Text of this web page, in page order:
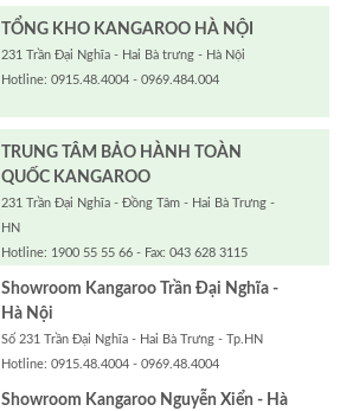
TỔNG KHO KANGAROO HÀ NỘI
231 Trần Đại Nghĩa - Hai Bà trưng - Hà Nội
Hotline: 0915.48.4004 - 0969.484.004
TRUNG TÂM BẢO HÀNH TOÀN
QUỐC KANGAROO
231 Trần Đại Nghĩa - Đồng Tâm - Hai Bà Trưng -
HN
Hotline: 1900 55 55 66 - Fax: 043 628 3115
Showroom Kangaroo Trần Đại Nghĩa -
Hà Nội
Số 231 Trần Đại Nghĩa - Hai Bà Trưng - Tp.HN
Hotline: 0915.48.4004 - 0969.48.4004
Showroom Kangaroo Nguyễn Xiển - Hà